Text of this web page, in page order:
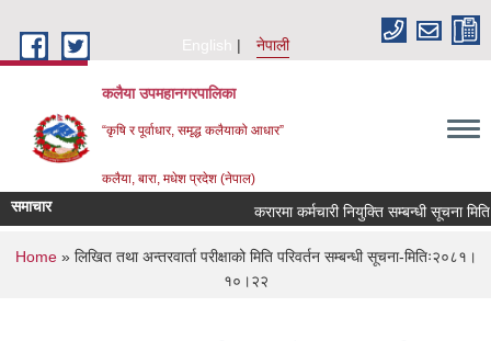
English
नेपाली
कलैया उपमहानगरपालिका
“कृषि र पूर्वाधार, समृद्ध कलैयाको आधार”
कलैया, बारा, मधेश प्रदेश (नेपाल)
समाचार करारमा कर्मचारी नियुक्ति सम्बन्धी सूचना
You are here
Home» लिखित तथा अन्तरवार्ता परीक्षाको मिति परिवर्तन सम्बन्धी सूचना-मितिः२०८१।
१०।२२